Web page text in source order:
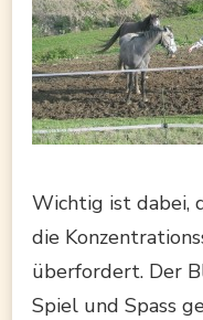
Wichtig ist dabei,
die
überfordert. Der
Spiel und Spass